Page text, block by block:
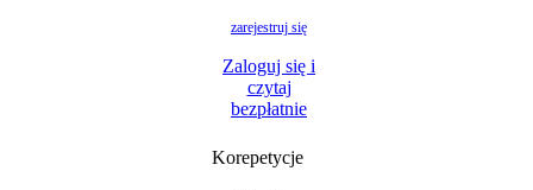
zarejestruj się
Zaloguj się i
czytaj
bezpłatnie
Korepetycje